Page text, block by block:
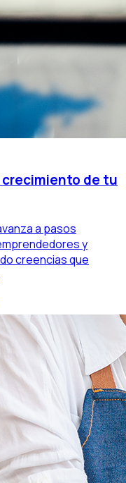
de tu
a pasos
y
creencias que